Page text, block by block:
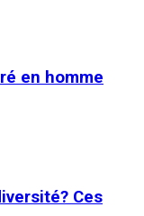
en homme
Ces